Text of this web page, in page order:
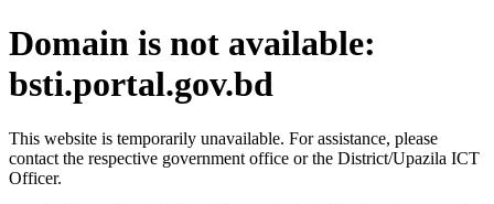
Domain is not available:
bsti.portal.gov.bd
This website is temporarily unavailable. For assistance, please
contact the respective government office or the District/Upazila ICT
Officer.